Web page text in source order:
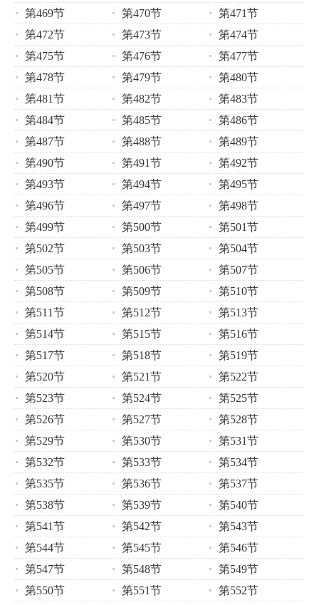
第469节 第470节
第471节
第472节
第473节
第474节
第475节
第476节
第477节
第478节
第479节
第480节
第481节
第482节
第483节
第484节
第485节
第486节
第487节
第488节
第489节
第490节
第491节
第492节
第493节
第494节
第495节
第496节
第497节
第498节
第499节
第500节
第501节
第502节
第503节
第504节
第505节
第506节
第507节
第508节
第509节
第510节
第511节
第512节
第513节
第514节
第515节
第516节
第517节
第518节
第519节
第520节
第521节
第522节
第523节
第524节
第525节
第526节
第527节
第528节
第529节
第530节
第531节
第532节
第533节
第534节
第535节
第536节
第537节
第538节
第539节
第540节
第541节
第542节
第543节
第544节
第545节
第546节
第547节
第548节
第549节
第550节
第551节
第552节